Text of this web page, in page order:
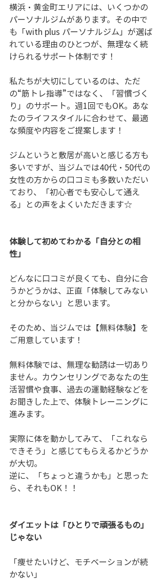
横浜・黄金町エリアには、いくつかの
パーソナルジムがあります。その中で
も「with plus パーソナルジム」が選ば
れている理由のひとつが、無理なく続
けられるサポート体制です！
私たちが大切にしているのは、ただ
の“筋トレ指導”ではなく、「習慣づく
り」のサポート。週1回でもOK。あな
たのライフスタイルに合わせて、最適
な頻度や内容をご提案します！
ジムというと敷居が高いと感じる方も
多いですが、当ジムでは40代・50代の
女性の方からの口コミも多数いただい
ており、「初心者でも安心して通え
る」との声をよくいただきます☆
体験して初めてわかる「自分との相
性」
どんなに口コミが良くても、自分に合
うかどうかは、正直「体験してみない
と分からない」と思います。
そのため、当ジムでは【無料体験】を
ご用意しています！
無料体験では、無理な勧誘は一切あり
ません。カウンセリングであなたの生
活習慣や食事、過去の運動経験などを
お聞きした上で、体験トレーニングに
進みます。
実際に体を動かしてみて、「これなら
できそう」と感じてもらえるかどうか
が大切。
逆に、「ちょっと違うかも」と思った
ら、それもOK！！
ダイエットは「ひとりで頑張るもの」
じゃない
「痩せたいけど、モチベーションが続
かない」